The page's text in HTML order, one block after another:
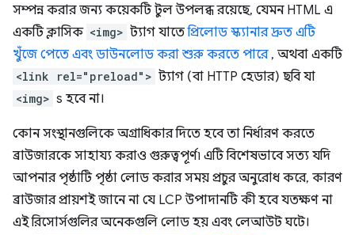
সম্পন্ন করার জন্য কয়েকটি টুল উপলব্ধ রয়েছে, যেমন HTML এ
একটি ক্লাসিক <img> ট্যাগ যাতেপ্রিলোড স্ক্যানার দ্রুত এটি
খুঁজে পেতে এবং ডাউনলোড করা শুরু করতে পারে, অথবা একটি
<link rel="preload"> ট্যাগ (বা HTTP হেডার) ছবি যা
<img> s হবে না।
কোন সংস্থানগুলিকে অগ্রাধিকার দিতে হবে তা নির্ধারণ করতে
ব্রাউজারকে সাহায্য করাও গুরুত্বপূর্ণ৷ এটি বিশেষভাবে সত্য যদি
আপনার পৃষ্ঠাটি পৃষ্ঠা লোড করার সময় প্রচুর অনুরোধ করে, কারণ
ব্রাউজার প্রায়শই জানে না যে LCP উপাদানটি কী হবে যতক্ষণ না
এই রিসোর্সগুলির অনেকগুলি লোড হয় এবং লেআউট ঘটে।